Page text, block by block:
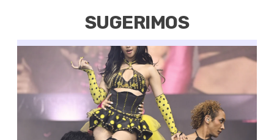
SUGERIMOS